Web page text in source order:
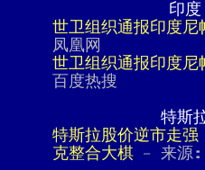
印
世卫组织通报印度尼
凤凰网
世卫组织通报印度尼
百度热搜
特斯
特斯拉股价逆市走
克整合大棋 - 来源: